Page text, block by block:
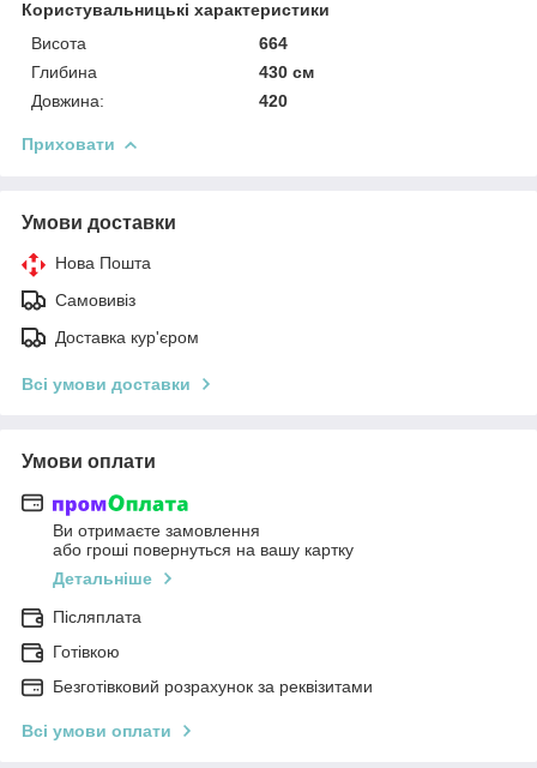
Користувальницькі характеристики
Висота
664
Глибина
430 см
Довжина:
420
Приховати
Умови доставки
Нова Пошта
Самовивіз
Доставка кур'єром
Всі умови доставки
Умови оплати
Ви отримаєте замовлення
або гроші повернуться на вашу картку
Детальніше
Післяплата
Готівкою
Безготівковий розрахунок за реквізитами
Всі умови оплати